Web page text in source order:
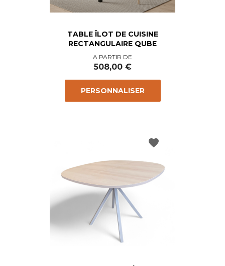
TABLE ÎLOT DE CUISINE
RECTANGULAIRE QUBE
Prix
A PARTIR DE
508,00 €
PERSONNALISER
favorite